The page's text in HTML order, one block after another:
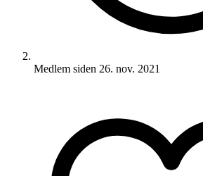
Medlem siden 26. nov. 2021